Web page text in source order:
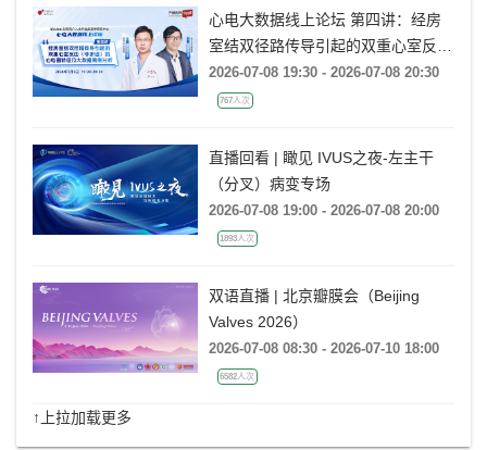
心电大数据线上论坛 第四讲：经房
室结双径路传导引起的双重心室反应
(非折返)的心电图特征及大数据案例
分析
2026-07-08 19:30 - 2026-07-08 20:30
767人次
直播回看 | 瞰见 IVUS之夜-左主干
（分叉）病变专场
2026-07-08 19:00 - 2026-07-08 20:00
1893人次
双语直播 | 北京瓣膜会（Beijing
Valves 2026）
2026-07-08 08:30 - 2026-07-10 18:00
6582人次
↑上拉加载更多